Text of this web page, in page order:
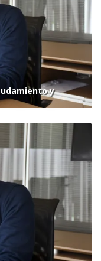
y